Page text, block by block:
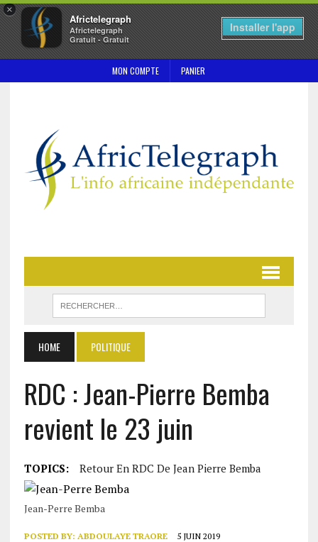
×
Africtelegraph
Africtelegraph
Gratuit - Gratuit
Installer l'app
MON COMPTE PANIER
HOME POLITIQUE
RDC : Jean-Pierre Bemba
revient le 23 juin
TOPICS: Retour En RDC De Jean Pierre Bemba
Jean-Perre Bemba
POSTED BY: ABDOULAYE TRAORE 5 JUIN 2019